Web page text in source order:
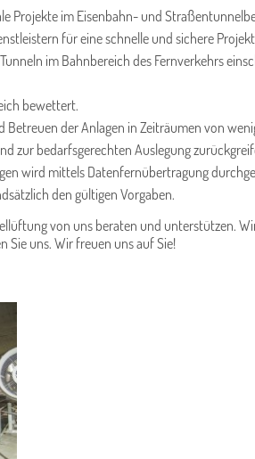
Projekte im Eisenbahn- und
für eine schnelle und sichere
im Bahnbereich des Fernverkehrs
bewettert.
der Anlagen in Zeiträumen von
zur bedarfsgerechten Auslegung
wird mittels Datenfernübertragung
den gültigen Vorgaben.
von uns beraten und unterstützen.
Sie uns. Wir freuen uns auf Sie!